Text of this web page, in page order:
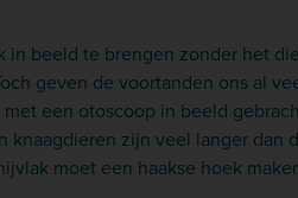
beeld te brengen zonder het
geven de voortanden ons al
een otoscoop in beeld
zijn veel langer dan
moet een haakse hoek